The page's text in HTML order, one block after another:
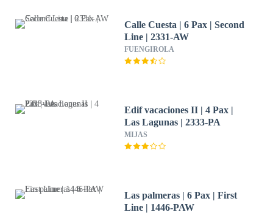
Calle Cuesta | 6 Pax | Second
Line | 2331-AW
FUENGIROLA
Edif vacaciones II | 4 Pax |
Las Lagunas | 2333-PA
MIJAS
Las palmeras | 6 Pax | First
Line | 1446-PAW